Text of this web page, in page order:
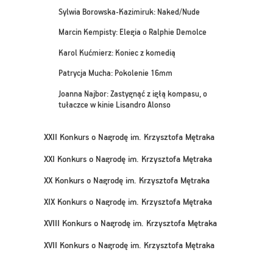
Sylwia Borowska-Kazimiruk: Naked/Nude
Marcin Kempisty: Elegia o Ralphie Demolce
Karol Kućmierz: Koniec z komedią
Patrycja Mucha: Pokolenie 16mm
Joanna Najbor: Zastygnąć z igłą kompasu, o
tułaczce w kinie Lisandro Alonso
XXII Konkurs o Nagrodę im. Krzysztofa Mętraka
XXI Konkurs o Nagrodę im. Krzysztofa Mętraka
XX Konkurs o Nagrodę im. Krzysztofa Mętraka
XIX Konkurs o Nagrodę im. Krzysztofa Mętraka
XVIII Konkurs o Nagrodę im. Krzysztofa Mętraka
XVII Konkurs o Nagrodę im. Krzysztofa Mętraka